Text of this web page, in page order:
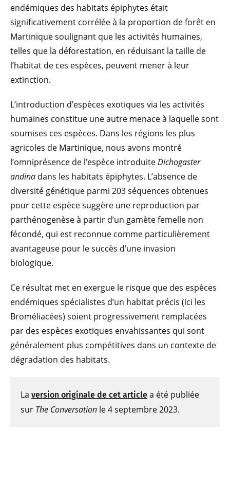
endémiques des habitats épiphytes était
significativement corrélée à la proportion de forêt en
Martinique soulignant que les activités humaines,
telles que la déforestation, en réduisant la taille de
l’habitat de ces espèces, peuvent mener à leur
extinction.
L’introduction d’espèces exotiques via les activités
humaines constitue une autre menace à laquelle sont
soumises ces espèces. Dans les régions les plus
agricoles de Martinique, nous avons montré
l’omniprésence de l’espèce introduiteDichogaster
andina dans les habitats épiphytes. L’absence de
diversité génétique parmi 203 séquences obtenues
pour cette espèce suggère une reproduction par
parthénogenèse à partir d’un gamète femelle non
fécondé, qui est reconnue comme particulièrement
avantageuse pour le succès d’une invasion
biologique.
Ce résultat met en exergue le risque que des espèces
endémiques spécialistes d’un habitat précis (ici les
Broméliacées) soient progressivement remplacées
par des espèces exotiques envahissantes qui sont
généralement plus compétitives dans un contexte de
dégradation des habitats.
La version originale de cet article a été publiée
sur The Conversation le 4 septembre 2023.